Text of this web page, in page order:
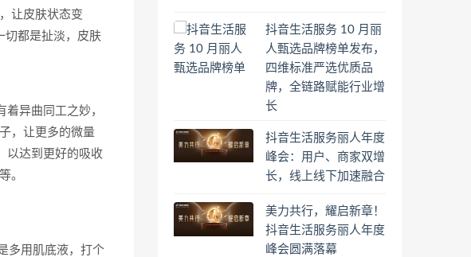
让皮肤状态变
切都是扯淡，皮肤
异曲同工之妙，
，让更多的微量
以达到更好的吸收
。
多用肌底液，打个
抖音生活服务 10 月丽
人甄选品牌榜单发布，
四维标准严选优质品
牌，全链路赋能行业增
长
抖音生活服务丽人年度
峰会：用户、商家双增
长，线上线下加速融合
美力共行，耀启新章！
抖音生活服务丽人年度
峰会圆满落幕